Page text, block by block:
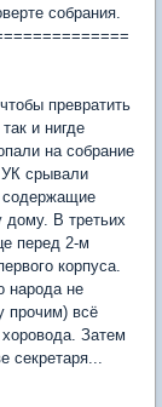
собрания.
превратить
и нигде
на собрание
УК срывали
содержащие
дому. В третьих
перед 2-м
корпуса.
народа не
прочим) всё
Затем
секретаря...